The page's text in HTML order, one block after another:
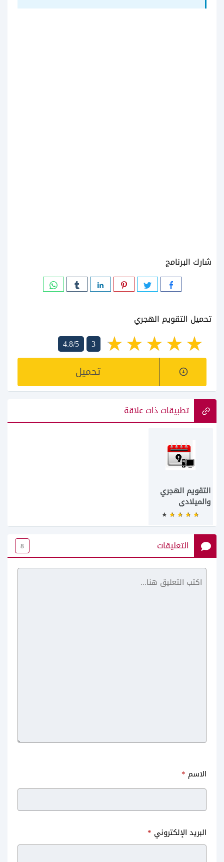
شارك البرنامج
تحميل التقويم الهجري
4.8/5
3
تحميل
تطبيقات ذات علاقة
التقويم الهجري
والميلادي
التعليقات 8
الاسم *
البريد الإلكتروني *